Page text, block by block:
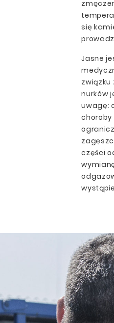
się
Jasne
związku
nurków
uwagę:
choroby
części